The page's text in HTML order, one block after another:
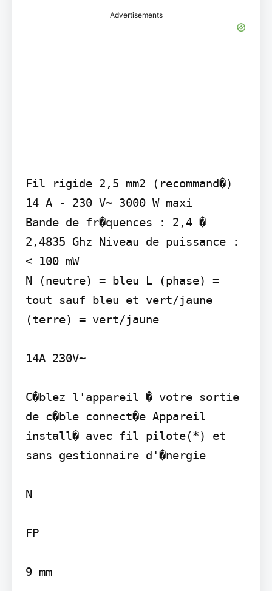
Advertisements
Fil rigide 2,5 mm2 (recommand�)
14 A - 230 V~ 3000 W maxi
Bande de fr�quences : 2,4 �
2,4835 Ghz Niveau de puissance :
< 100 mW
N (neutre) = bleu L (phase) =
tout sauf bleu et vert/jaune
(terre) = vert/jaune
14A 230V~
C�blez l'appareil � votre sortie
de c�ble connect�e Appareil
install� avec fil pilote(*) et
sans gestionnaire d'�nergie
N
FP
9 mm